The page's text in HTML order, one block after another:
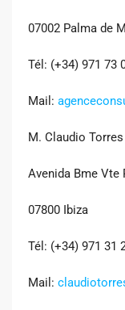
07002 Palma de
Tél: (+34) 971 73
Mail:
M. Claudio
Avenida Bme Vte
07800 Ibiza
Tél: (+34) 971 31
Mail: